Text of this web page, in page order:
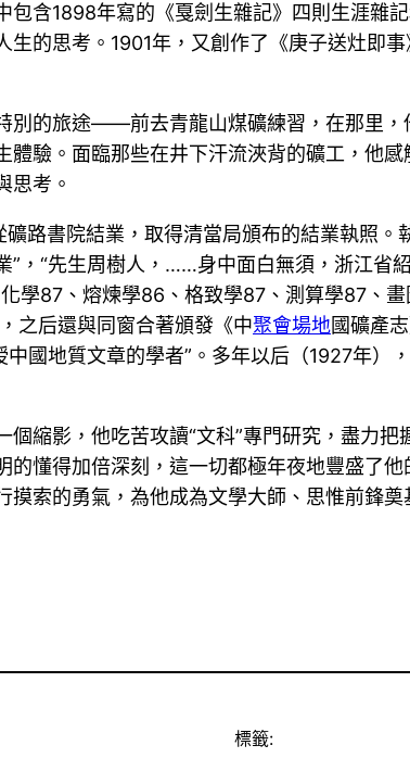
包含1898年寫的《戛劍生雜記》四則生涯雜
的思考。1901年，又創作了《庚子送灶即
別的旅途——前去青龍山煤礦練習，在那里
驗。面臨那些在井下汗流浹背的礦工，他
思考。
路書院結業，取得清當局頒布的結業執照
，“先生周樹人，……身中面白無須，浙江省
學87、熔煉學86、格致學87、測算學87、
之后還與同窗合著頒發《中聚會場地國礦產
國地質文章的學者”。多年以后（1927年
縮影，他吃苦攻讀“文科”專門研究，盡力
懂得加倍深刻，這一切都極年夜地豐盛了
索的勇氣，為他成為文學大師、思惟前鋒奠
標籤: